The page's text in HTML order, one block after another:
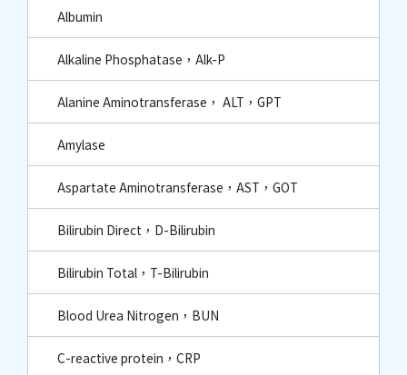
Albumin
Alkaline Phosphatase，Alk-P
Alanine Aminotransferase， ALT，GPT
Amylase
Aspartate Aminotransferase，AST，GOT
Bilirubin Direct，D-Bilirubin
Bilirubin Total，T-Bilirubin
Blood Urea Nitrogen，BUN
C-reactive protein，CRP